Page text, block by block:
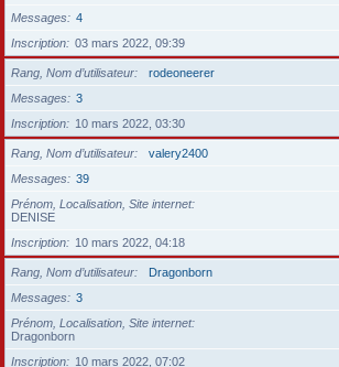
Messages
4
Inscription
03 mars 2022, 09:39
Rang, Nom d’utilisateur
rodeoneerer
Messages
3
Inscription
10 mars 2022, 03:30
Rang, Nom d’utilisateur
valery2400
Messages
39
Prénom, Localisation, Site internet
DENISE
Inscription
10 mars 2022, 04:18
Rang, Nom d’utilisateur
Dragonborn
Messages
3
Prénom, Localisation, Site internet
Dragonborn
Inscription
10 mars 2022, 07:02